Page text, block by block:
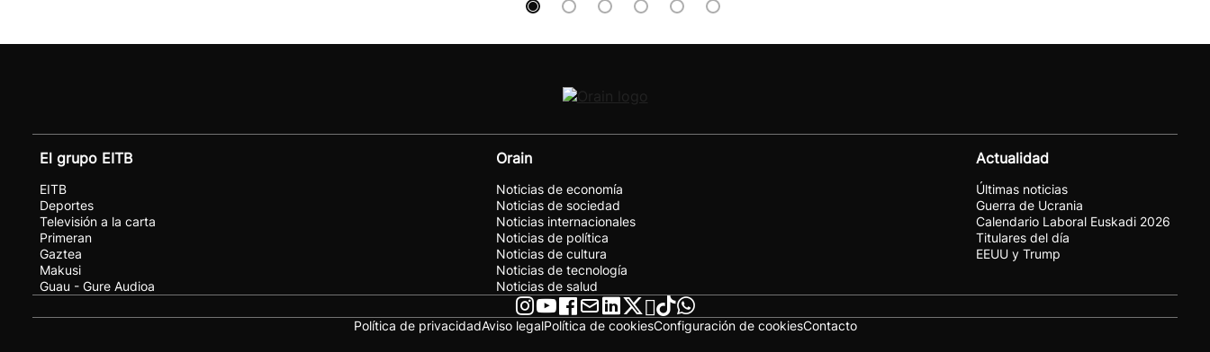
El grupo EITB
EITB
Deportes
Televisión a la carta
Primeran
Gaztea
Makusi
Guau - Gure Audioa
Orain
Noticias de economía
Noticias de sociedad
Noticias internacionales
Noticias de política
Noticias de cultura
Noticias de tecnología
Noticias de salud
Actualidad
Últimas noticias
Guerra de Ucrania
Calendario Laboral Euskadi 2026
Titulares del día
EEUU y Trump
Política de privacidadAviso legalPolítica de cookiesConfiguración de cookiesContacto